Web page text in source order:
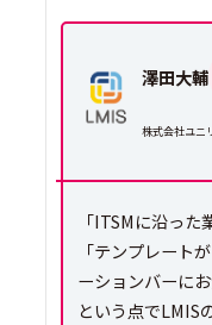
澤田大輔
株式会社ユニ
「ITSMに沿った
「テンプレート
ーションバーに
という点でLMIS